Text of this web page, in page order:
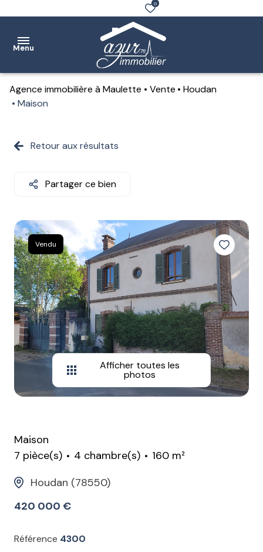
0
Menu
Accueil
Location
Notre
agence
Estimation
Contact
Agence immobilière à Maulette Vente
Houdan
Maison
Retour aux résultats
Partager ce bien
Vendu
Afficher toutes les
photos
Maison
7 pièce(s)
4 chambre(s)
160 m²
Houdan (78550)
420 000 €
Référence 4300